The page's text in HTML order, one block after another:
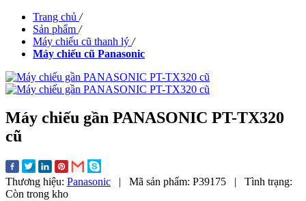
Trang chủ /
Sản phẩm /
Máy chiếu cũ thanh lý /
Máy chiếu cũ Panasonic
Máy chiếu gần PANASONIC PT-TX320
cũ
Thương hiệu: Panasonic | Mã sản phẩm: P39175 |
Tình trạng:
Còn trong kho